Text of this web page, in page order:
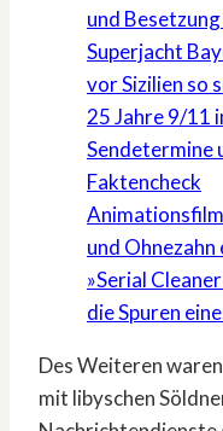
und
Superjacht
vor Sizilien so
25 Jahre 9/11
Sendetermine
Faktencheck
und
»Serial
die Spuren
Des Weiteren
mit libyschen